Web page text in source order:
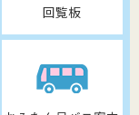
回覧板